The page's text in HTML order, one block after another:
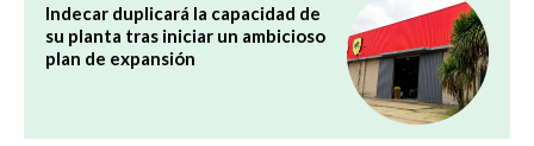
Indecar duplicará la capacidad de
su planta tras iniciar un ambicioso
plan de expansión